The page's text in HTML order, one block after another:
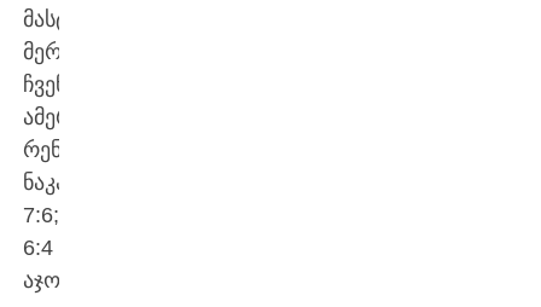
მასტერსის
მერვედფინალშია.
ჩვენებურმა
ამერიკელ
რენდონ
ნაკაშიმას
7:6;
6:4
აჯობა.